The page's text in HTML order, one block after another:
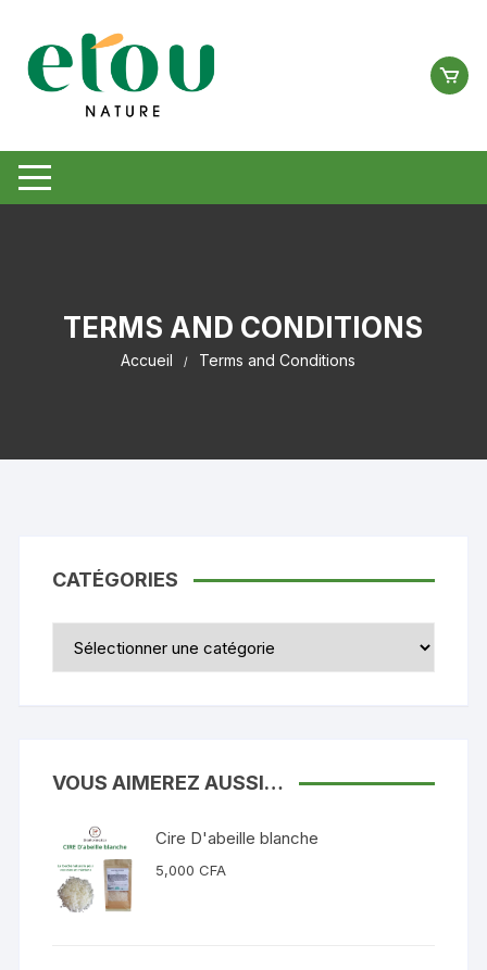
contenu
TERMS AND CONDITIONS
Accueil Terms and Conditions
CATÉGORIES
VOUS AIMEREZ AUSSI…
Cire D'abeille blanche
5,000CFA